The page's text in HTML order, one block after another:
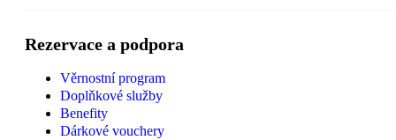
Rezervace a podpora
Věrnostní program
Doplňkové služby
Benefity
Dárkové vouchery